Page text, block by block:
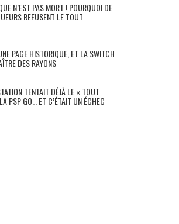
N’EST PAS MORT ! POURQUOI DE
REFUSENT LE TOUT
PAGE HISTORIQUE, ET LA SWITCH
DES RAYONS
TENTAIT DÉJÀ LE « TOUT
PSP GO… ET C’ÉTAIT UN ÉCHEC